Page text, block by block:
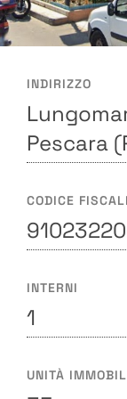
INDIRIZZO
Pescara
CODICE
INTERNI
1
UNITÀ